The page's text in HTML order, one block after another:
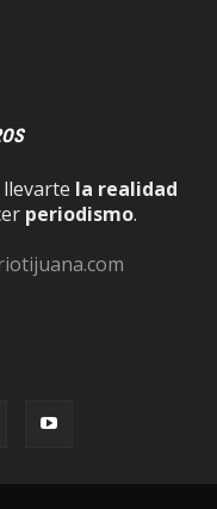
la realidad
periodismo.